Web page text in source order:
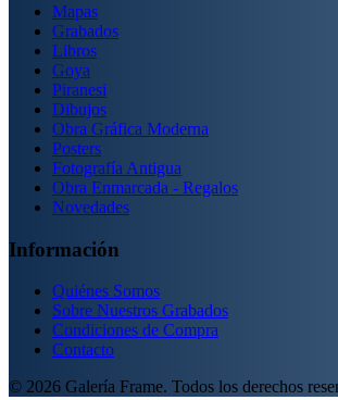
Mapas
Grabados
Libros
Goya
Piranesi
Dibujos
Obra Gráfica Moderna
Posters
Fotografía Antigua
Obra Enmarcada - Regalos
Novedades
Información
Quiénes Somos
Sobre Nuestros Grabados
Condiciones de Compra
Contacto
© 2026 Galería Frame. Todos los derechos